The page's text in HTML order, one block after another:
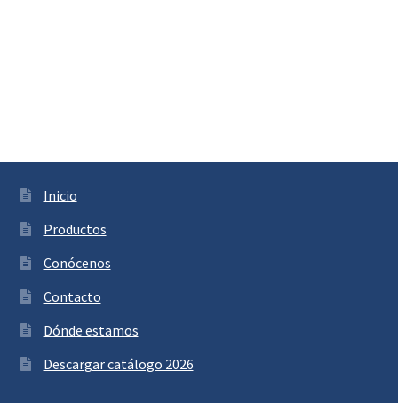
Inicio
Productos
Conócenos
Contacto
Dónde estamos
Descargar catálogo 2026